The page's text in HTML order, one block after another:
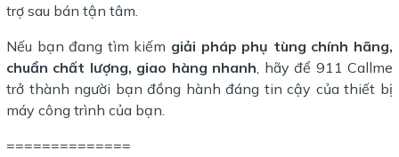
trợ sau bán tận tâm.
Nếu bạn đang tìm kiếm giải pháp phụ tùng chính hãng,
chuẩn chất lượng, giao hàng nhanh , hãy để 911 Callme
trở thành người bạn đồng hành đáng tin cậy của thiết bị
máy công trình của bạn.
==============